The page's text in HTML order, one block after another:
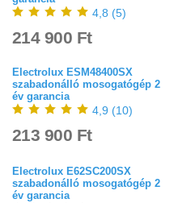
4,8 (5)
214 900 Ft
Electrolux ESM48400SX
szabadonálló mosogatógép 2
év garancia
4,9 (10)
213 900 Ft
Electrolux E62SC200SX
szabadonálló mosogatógép 2
év garancia